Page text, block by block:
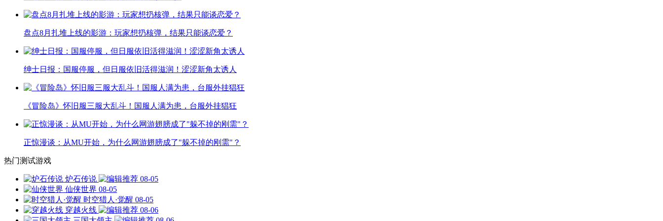
盘点8月扎堆上线的影游：玩家想扔核弹，结果只能谈恋爱？
绅士日报：国服停服，但日服依旧活得滋润！涩涩新角太诱人
《冒险岛》怀旧服三服大乱斗！国服人满为患，台服外挂猖狂
正惊漫谈：从MU开始，为什么网游翅膀成了"躲不掉的刚需"？
热门测试游戏
炉石传说
08-05
仙侠世界 08-05
时空猎人·觉醒 08-05
穿越火线
08-06